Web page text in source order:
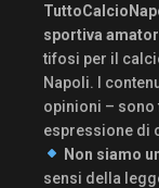
sportiva
tifosi per il
Napoli. I
opinioni – sono
espressione di
Non siamo
sensi della